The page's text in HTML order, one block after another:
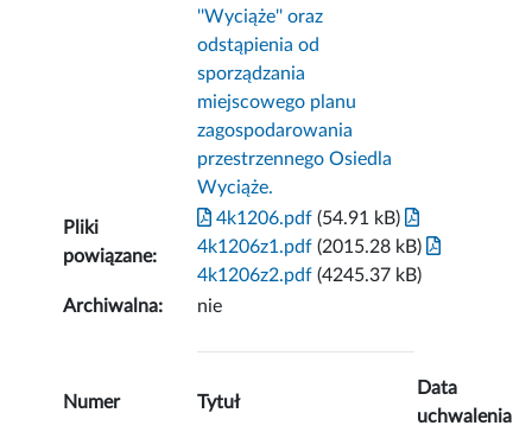
''Wyciąże'' oraz
odstąpienia od
sporządzania
miejscowego planu
zagospodarowania
przestrzennego Osiedla
Wyciąże.
Pliki
powiązane:
4k1206.pdf (54.91 kB)
4k1206z1.pdf (2015.28 kB)
4k1206z2.pdf (4245.37 kB)
Archiwalna:
nie
Numer Tytuł
Data
uchwalenia